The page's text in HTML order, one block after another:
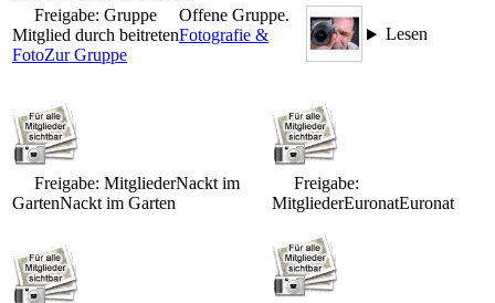
Freigabe: Gruppe
Offene Gruppe.
Mitglied durch beitretenFotografie &
FotoZur Gruppe
Lesen
Freigabe: MitgliederNackt im
GartenNackt im Garten
Freigabe:
MitgliederEuronatEuronat